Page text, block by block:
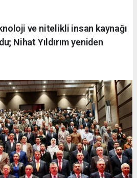
ve nitelikli insan kaynağı
Nihat Yıldırım yeniden